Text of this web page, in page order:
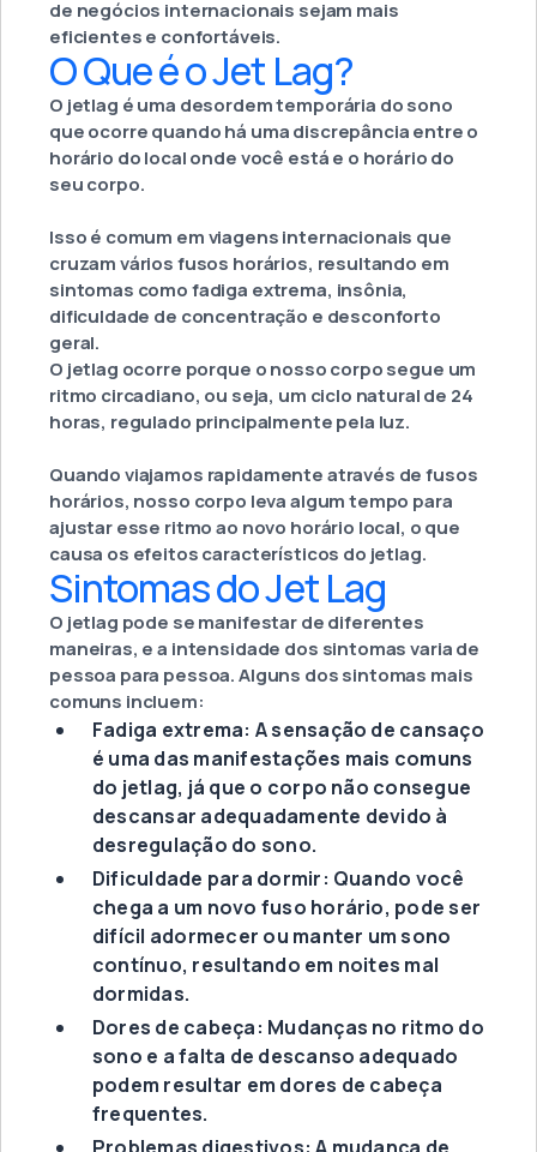
de negócios internacionais sejam mais
eficientes e confortáveis.
O Que é o Jet Lag?
O jetlag é uma desordem temporária do sono
que ocorre quando há uma discrepância entre o
horário do local onde você está e o horário do
seu corpo.
Isso é comum em viagens internacionais que
cruzam vários fusos horários, resultando em
sintomas como fadiga extrema, insônia,
dificuldade de concentração e desconforto
geral.
O jetlag ocorre porque o nosso corpo segue um
ritmo circadiano, ou seja, um ciclo natural de 24
horas, regulado principalmente pela luz.
Quando viajamos rapidamente através de fusos
horários, nosso corpo leva algum tempo para
ajustar esse ritmo ao novo horário local, o que
causa os efeitos característicos do jetlag.
Sintomas do Jet Lag
O jetlag pode se manifestar de diferentes
maneiras, e a intensidade dos sintomas varia de
pessoa para pessoa. Alguns dos sintomas mais
comuns incluem:
Fadiga extrema: A sensação de cansaço
é uma das manifestações mais comuns
do jetlag, já que o corpo não consegue
descansar adequadamente devido à
desregulação do sono.
Dificuldade para dormir: Quando você
chega a um novo fuso horário, pode ser
difícil adormecer ou manter um sono
contínuo, resultando em noites mal
dormidas.
Dores de cabeça: Mudanças no ritmo do
sono e a falta de descanso adequado
podem resultar em dores de cabeça
frequentes.